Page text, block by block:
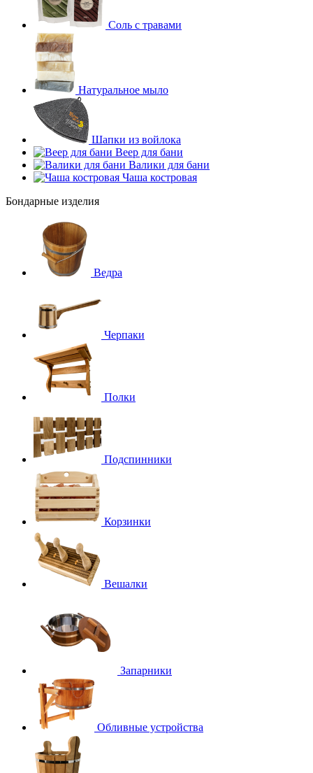
Соль с травами
Натуральное мыло
Шапки из войлока
Веер для бани
Валики для бани
Чаша костровая
Бондарные изделия
Ведра
Черпаки
Полки
Подспинники
Корзинки
Вешалки
Запарники
Обливные устройства